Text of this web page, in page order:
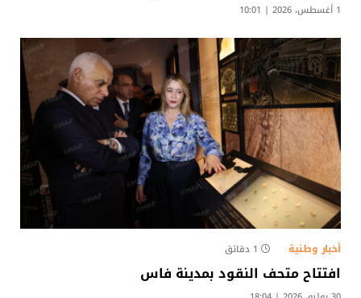
1 أغسطس، 2026 | 10:01
أخبار وطنية 1 دقائق
افتتاح متحف النقود بمدينة فاس